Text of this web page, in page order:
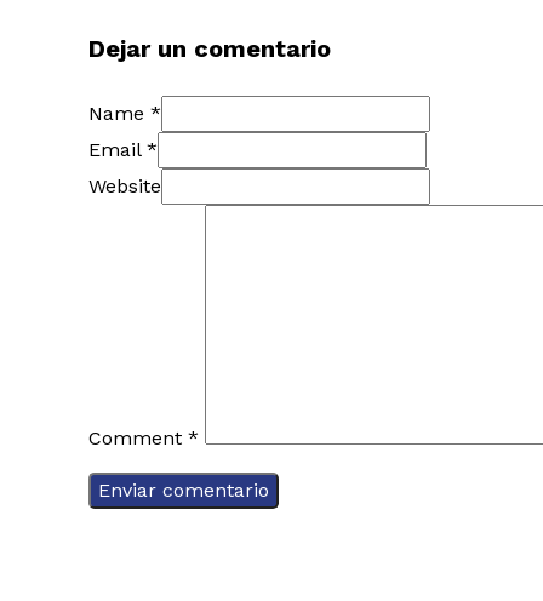
Dejar un comentario
Name *
Email *
Website
Comment *